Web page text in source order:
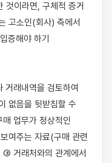
것이라면, 구체적 증거
고소인(회사) 측에서
증해야 하기
래내역을 검토하여
없음을 뒷받침할 수
업무가 정상적인
여주는 자료(구매 관련
③ 거래처와의 관계에서